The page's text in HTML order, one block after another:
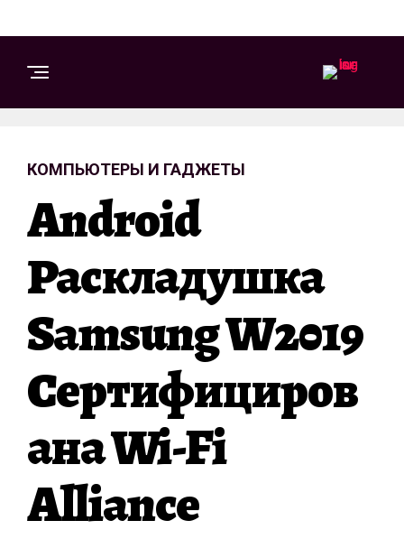
КОМПЬЮТЕРЫ И ГАДЖЕТЫ
Android
Раскладушка
Samsung W2019
Сертифициров
Ана Wi-Fi
Alliance